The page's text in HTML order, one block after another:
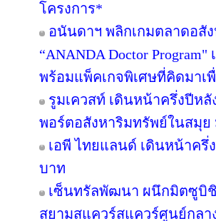
โครงการ*
อนันดาฯ พลิกเกมตลาดอสัง
“ANANDA Doctor
พร้อมแพ็คเกจพิเศษที่คิดมาเ
รูมเควสท์ เดินหน้าครึ่งปีห
พอร์ตอสังหาริมทรัพย์ในสมุย
เอพี ไทยแลนด์ เดินหน้าครึ่
บาท
เซ็นทรัลพัฒนา ผนึกมิตซูบิชิ
สยามสแควร์สแควร์ศูนย์กลา